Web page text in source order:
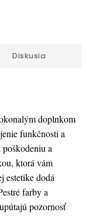
Diskusia
doplnkom
funkčnosti a
a
ktorá vám
estetike dodá
farby a
pozornosť